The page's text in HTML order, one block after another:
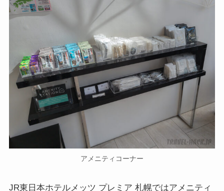
アメニティコーナー
JR東日本ホテルメッツ プレミア 札幌ではアメニティ